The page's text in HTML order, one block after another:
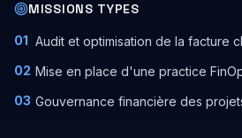
MISSIONS TYPES
01 Audit et optimisation de la facture
02 Mise en place d'une practice
03 Gouvernance financière des